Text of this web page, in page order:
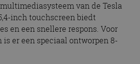
van de Tesla
inch touchscreen biedt
en een snellere respons. Voor
is er een speciaal ontworpen 8-